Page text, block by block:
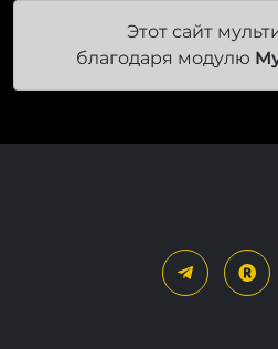
Этот сайт
благодаря модулю